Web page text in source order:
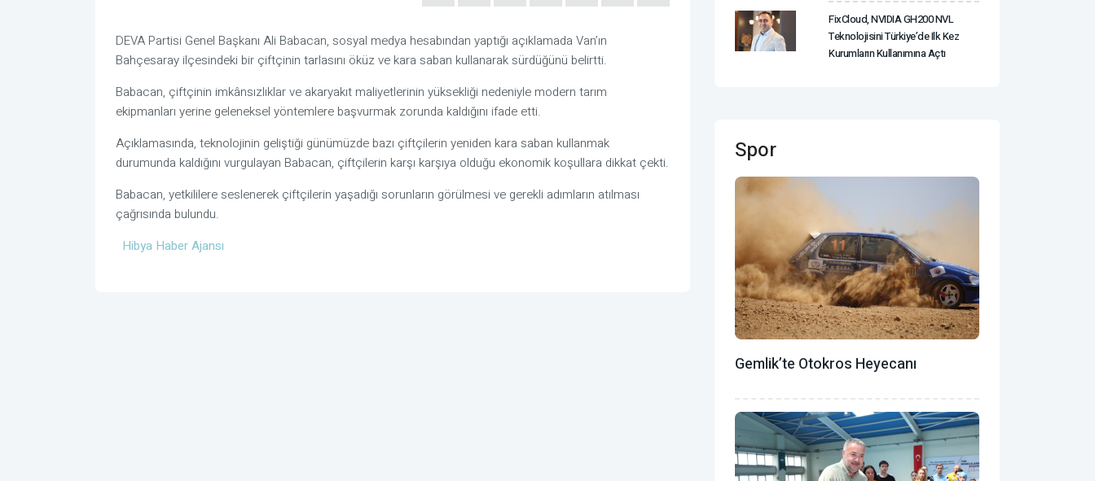
DEVA Partisi Genel Başkanı Ali Babacan, sosyal medya hesabından yaptığı açıklamada Van’ın
Bahçesaray ilçesindeki bir çiftçinin tarlasını öküz ve kara saban kullanarak sürdüğünü belirtti.
Babacan, çiftçinin imkânsızlıklar ve akaryakıt maliyetlerinin yüksekliği nedeniyle modern tarım
ekipmanları yerine geleneksel yöntemlere başvurmak zorunda kaldığını ifade etti.
Açıklamasında, teknolojinin geliştiği günümüzde bazı çiftçilerin yeniden kara saban kullanmak
durumunda kaldığını vurgulayan Babacan, çiftçilerin karşı karşıya olduğu ekonomik koşullara dikkat çekti.
Babacan, yetkililere seslenerek çiftçilerin yaşadığı sorunların görülmesi ve gerekli adımların atılması
çağrısında bulundu.
Hibya Haber Ajansı
FixCloud, NVIDIA GH200 NVL
Teknolojisini Türkiye’de Ilk Kez
Kurumların Kullanımına Açtı
Spor
Gemlik’te Otokros Heyecanı